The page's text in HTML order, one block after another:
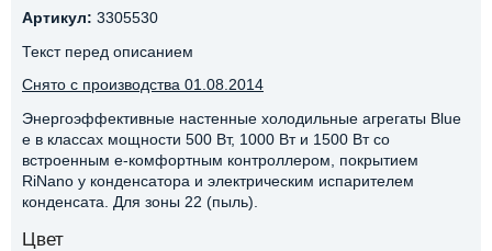
Артикул: 3305530
Текст перед описанием
Снято с производства 01.08.2014
Энергоэффективные настенные холодильные агрегаты Blue
e в классах мощности 500 Вт, 1000 Вт и 1500 Вт со
встроенным e-комфортным контроллером, покрытием
RiNano у конденсатора и электрическим испарителем
конденсата. Для зоны 22 (пыль).
Цвет